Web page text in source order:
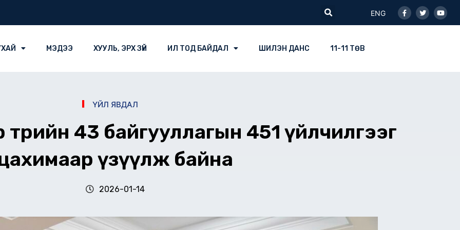
Search
ENG
f
МЭДЭЭ ХУУЛЬ, ЭРХ ЗҮЙ ИЛ ТОД БАЙДАЛ ШИЛЭН ДАНС 11-11 ТӨВ
ҮЙЛ ЯВДАЛ
43 байгууллагын 451 үйлчилгээг
үзүүлж байна
2026-01-14